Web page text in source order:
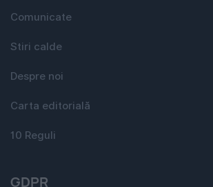
Comunicate
Stiri calde
Despre noi
Carta editorială
10 Reguli
GDPR